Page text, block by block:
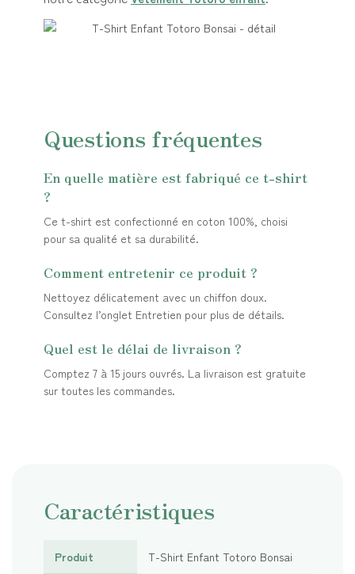
Questions fréquentes
En quelle matière est fabriqué ce t-shirt
?
Ce t-shirt est confectionné en coton 100%, choisi
pour sa qualité et sa durabilité.
Comment entretenir ce produit ?
Nettoyez délicatement avec un chiffon doux.
Consultez l’onglet Entretien pour plus de détails.
Quel est le délai de livraison ?
Comptez 7 à 15 jours ouvrés. La livraison est gratuite
sur toutes les commandes.
Caractéristiques
Produit T-Shirt Enfant Totoro Bonsai